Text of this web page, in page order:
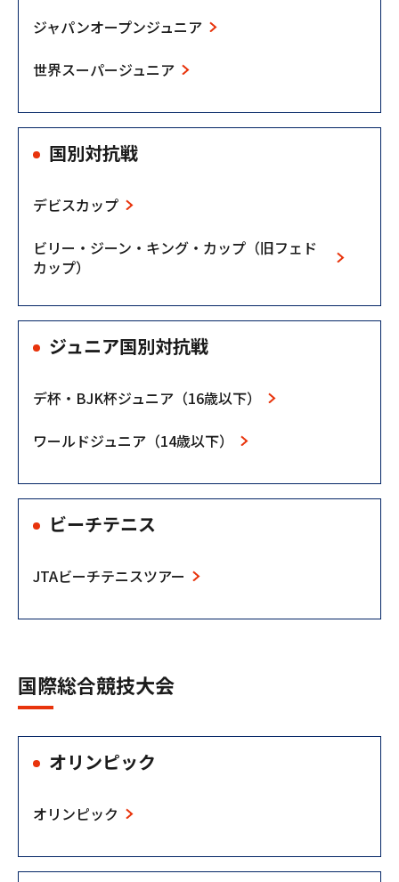
ジャパンオープンジュニア
世界スーパージュニア
国別対抗戦
デビスカップ
ビリー・ジーン・キング・カップ（旧フェド
カップ）
ジュニア国別対抗戦
デ杯・BJK杯ジュニア（16歳以下）
ワールドジュニア（14歳以下）
ビーチテニス
JTAビーチテニスツアー
国際総合競技大会
オリンピック
オリンピック